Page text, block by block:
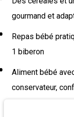
gourmand et
Repas bébé
1 biberon
Aliment bébé
conservateur,